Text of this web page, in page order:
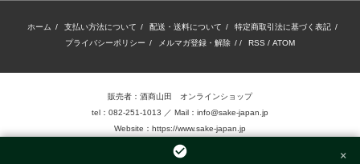
×
ホーム / 支払い方法について / 配送・送料について / 特定商取引法に基づく表記 /
プライバシーポリシー / メルマガ登録・解除 / / RSS / ATOM
販売者：酒商山田 オンラインショップ
tel：082-251-1013 ／ Mail：info@sake-japan.jp
Website： https://www.sake-japan.jp
未成年者の飲酒は、法律で禁じられています。